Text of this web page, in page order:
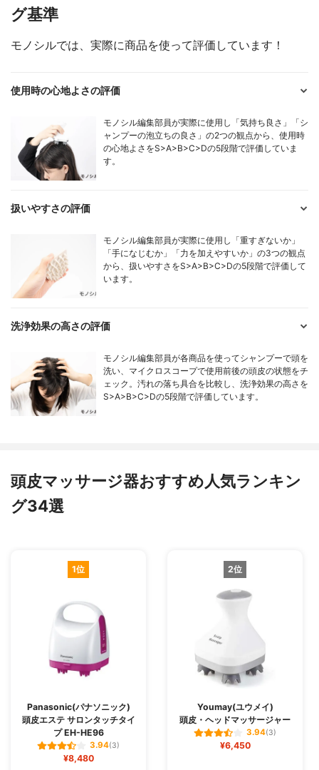
グ基準
モノシルでは、実際に商品を使って評価しています！
使用時の心地よさの評価
モノシル編集部員が実際に使用し「気持ち良さ」「シ
ャンプーの泡立ちの良さ」の2つの観点から、使用時
の心地よさをS>A>B>C>Dの5段階で評価していま
す。
扱いやすさの評価
モノシル編集部員が実際に使用し「重すぎないか」
「手になじむか」「力を加えやすいか」の3つの観点
から、扱いやすさをS>A>B>C>Dの5段階で評価して
います。
洗浄効果の高さの評価
モノシル編集部員が各商品を使ってシャンプーで頭を
洗い、マイクロスコープで使用前後の頭皮の状態をチ
ェック。汚れの落ち具合を比較し、洗浄効果の高さを
S>A>B>C>Dの5段階で評価しています。
頭皮マッサージ器おすすめ人気ランキン
グ34選
1位
Panasonic(パナソニック)
頭皮エステ サロンタッチタイ
プ EH-HE96
3.94(3)
¥8,480
2位
Youmay(ユウメイ)
頭皮・ヘッドマッサージャー
3.94(3)
¥6,450